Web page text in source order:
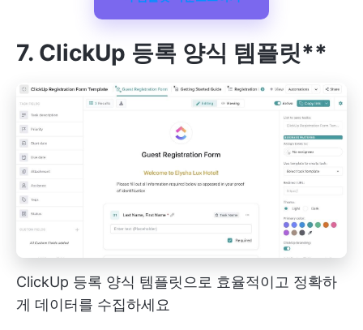
7. ClickUp 등록 양식 템플릿**
ClickUp 등록 양식 템플릿으로 효율적이고 정확하
게 데이터를 수집하세요